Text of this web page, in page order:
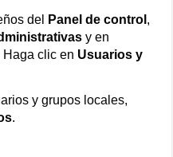
del Panel de control ,
y en
Haga clic en Usuarios y
y grupos locales,
.